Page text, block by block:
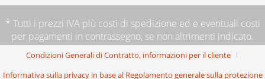
* Tutti i prezzi IVA più costi di spedizione ed e eventuali costi
per pagamenti in contrassegno, se non altrimenti indicato.
Condizioni Generali di Contratto, informazioni per il cliente
Informativa sulla privacy in base al Regolamento generale sulla protezione